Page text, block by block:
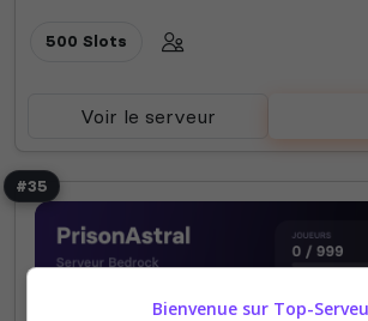
500 Slots
Voir le serveur
#35
Bienvenue sur Top-